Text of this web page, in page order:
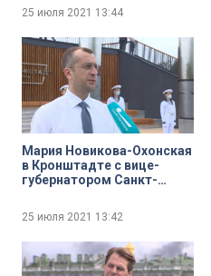
25 июля 2021 13:44
Мария Новикова-Охонская
в Кронштадте с вице-
губернатором Санкт-
Пиотровским
25 июля 2021 13:42